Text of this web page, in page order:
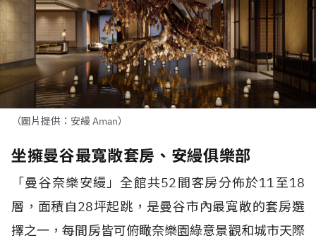
（圖片提供：安縵 Aman）
坐擁曼谷最寬敞套房、安縵俱樂部
「曼谷奈樂安縵」全館共52間客房分佈於11至18
層，面積自28坪起跳，是曼谷市內最寬敞的套房選
擇之一，每間房皆可俯瞰奈樂園綠意景觀和城市天際